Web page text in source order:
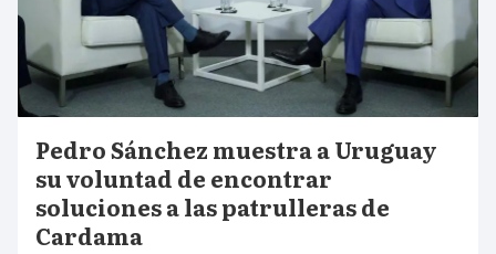
Pedro Sánchez muestra a Uruguay
su voluntad de encontrar
soluciones a las patrulleras de
Cardama